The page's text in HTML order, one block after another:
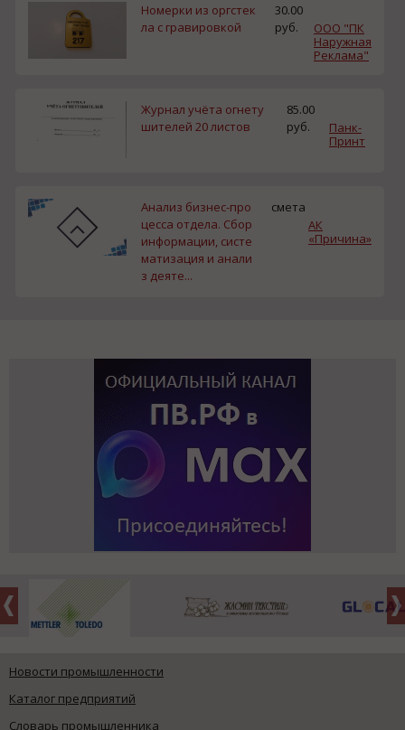
Номерки из оргстек
ла с гравировкой
30.00
руб.
ООО "ПК
Наружная
Реклама"
Журнал учёта огнету
шителей 20 листов
85.00
руб.
Панк-
Принт
Анализ бизнес-про
цесса отдела. Сбор
информации, систе
матизация и анали
з деяте...
смета
АК
«Причина»
Новости промышленности
Каталог предприятий
Словарь промышленника